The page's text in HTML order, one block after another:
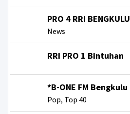
PRO 4 RRI BENGKULU
News
RRI PRO 1 Bintuhan
*B-ONE FM Bengkulu
Pop, Top 40